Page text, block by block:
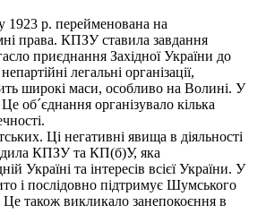
1923 р. перейменована на
права. КПЗУ ставила завдання
приєднання Західної України до
легальні організації,
широкі маси, особливо на Волині. У
об´єднання організувало кілька
Ці негативні явища в діяльності
КПЗУ та КП(б)У, яка
Україні та інтересів всієї України. У
і послідовно підтримує Шумського
Це також викликало занепокоєння в